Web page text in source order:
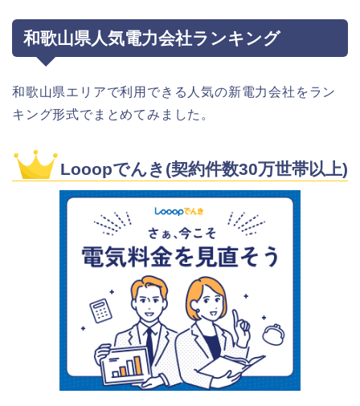
和歌山県人気電力会社ランキング
和歌山県エリアで利用できる人気の新電力会社をラン
キング形式でまとめてみました。
Looopでんき(契約件数30万世帯以上)